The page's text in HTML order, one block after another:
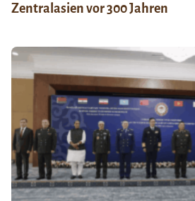
Zentralasien vor 300 Jahren